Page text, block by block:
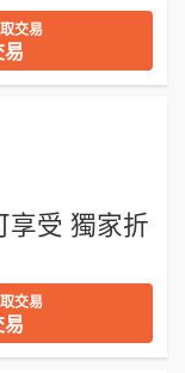
交易
易
受 獨家折
交易
易